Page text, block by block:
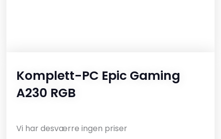
Komplett-PC Epic Gaming
A230 RGB
Vi har desværre ingen priser